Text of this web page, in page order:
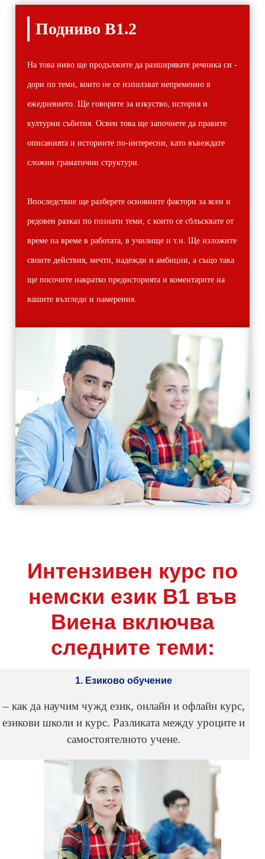
Подниво В1.2
На това ниво ще продължите да разширявате речника си -
дори по теми, които не се използват непременно в
ежедневието. Ще говорите за изкуство, история и
културни събития. Освен това ще започнете да правите
описанията и историите по-интересни, като въвеждате
сложни граматични структури.
Впоследствие ще разберете основните фактори за ясен и
редовен разказ по познати теми, с които се сблъсквате от
време на време в работата, в училище и т.н. Ще изложите
своите действия, мечти, надежди и амбиции, а също така
ще посочите накратко предисторията и коментарите на
вашите възгледи и намерения.
Интензивен курс по
немски език В1 във
Виена включва
следните теми:
1. Езиково обучение
– как да научим чужд език, онлайн и офлайн курс,
езикови школи и курс. Разликата между уроците и
самостоятелното учене.